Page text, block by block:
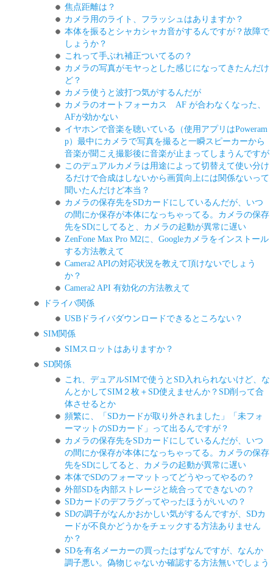
焦点距離は？
カメラ用のライト、フラッシュはありますか？
本体を振るとシャカシャカ音がするんですが？故障で
しょうか？
これって手ぶれ補正ついてるの？
カメラの写真がモヤっとした感じになってきたんだけ
ど？
カメラ使うと波打つ気がするんだが
カメラのオートフォーカス AF が合わなくなった、
AFが効かない
イヤホンで音楽を聴いている（使用アプリはPoweram
p）最中にカメラで写真を撮ると一瞬スピーカーから
音楽が聞こえ撮影後に音楽が止まってしまうんですが
このデュアルカメラは用途によって切替えて使い分け
るだけで合成はしないから画質向上には関係ないって
聞いたんだけど本当？
カメラの保存先をSDカードにしているんだが、いつ
の間にか保存が本体になっちゃってる。カメラの保存
先をSDにしてると、カメラの起動が異常に遅い
ZenFone Max Pro M2に、Googleカメラをインストール
する方法教えて
Camera2 APIの対応状況を教えて頂けないでしょう
か？
Camera2 API 有効化の方法教えて
ドライバ関係
USBドライバダウンロードできるところない？
SIM関係
SIMスロットはありますか？
SD関係
これ、デュアルSIMで使うとSD入れられないけど、な
んとかしてSIM２枚＋SD使えませんか？SD削って合
体させるとか
頻繁に、「SDカードが取り外されました」「未フォ
ーマットのSDカード」って出るんですが？
カメラの保存先をSDカードにしているんだが、いつ
の間にか保存が本体になっちゃってる。カメラの保存
先をSDにしてると、カメラの起動が異常に遅い
本体でSDのフォーマットってどうやってやるの？
外部SDを内部ストレージと統合ってできないの？
SDカードのデフラグってやったほうがいいの？
SDの調子がなんかおかしい気がするんですが、SDカ
ードが不良かどうかをチェックする方法ありません
か？
SDを有名メーカーの買ったはずなんですが、なんか
調子悪い。偽物じゃないか確認する方法無いでしょう